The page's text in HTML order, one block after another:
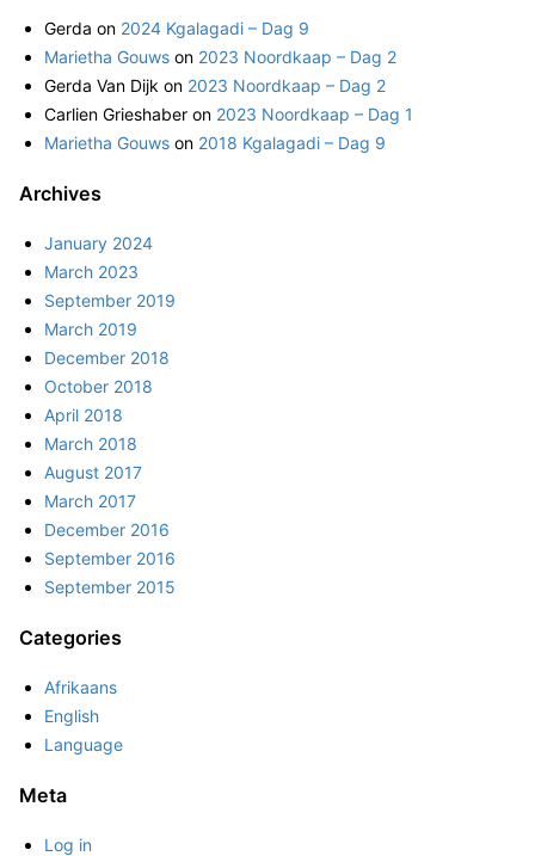
Gerda on 2024 Kgalagadi – Dag 9
Marietha Gouws on 2023 Noordkaap – Dag 2
Gerda Van Dijk on 2023 Noordkaap – Dag 2
Carlien Grieshaber on 2023 Noordkaap – Dag 1
Marietha Gouws on 2018 Kgalagadi – Dag 9
Archives
January 2024
March 2023
September 2019
March 2019
December 2018
October 2018
April 2018
March 2018
August 2017
March 2017
December 2016
September 2016
September 2015
Categories
Afrikaans
English
Language
Meta
Log in